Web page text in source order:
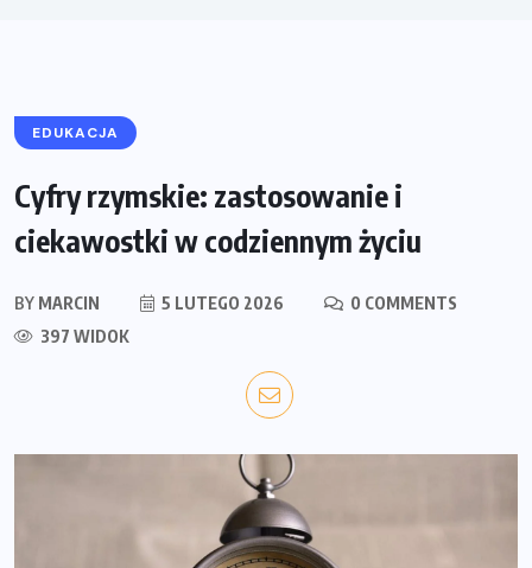
EDUKACJA
Cyfry rzymskie: zastosowanie i
ciekawostki w codziennym życiu
BY MARCIN 5 LUTEGO 2026
0 COMMENTS
397 WIDOK